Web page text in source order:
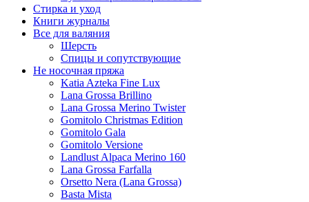
Стирка и уход
Книги журналы
Все для валяния
Шерсть
Спицы и сопутствующие
Не носочная пряжа
Katia Azteka Fine Lux
Lana Grossa Brillino
Lana Grossa Merino Twister
Gomitolo Christmas Edition
Gomitolo Gala
Gomitolo Versione
Landlust Alpaca Merino 160
Lana Grossa Farfalla
Orsetto Nera (Lana Grossa)
Basta Mista